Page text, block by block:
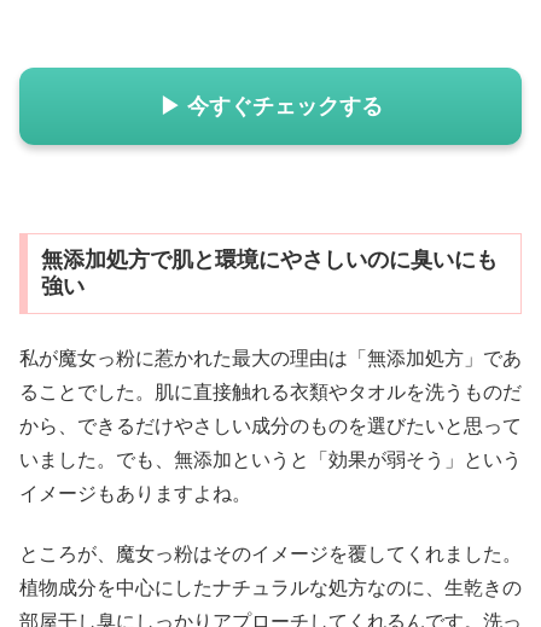
▶ 今すぐチェックする
無添加処方で肌と環境にやさしいのに臭いにも
強い
私が魔女っ粉に惹かれた最大の理由は「無添加処方」であ
ることでした。肌に直接触れる衣類やタオルを洗うものだ
から、できるだけやさしい成分のものを選びたいと思って
いました。でも、無添加というと「効果が弱そう」という
イメージもありますよね。
ところが、魔女っ粉はそのイメージを覆してくれました。
植物成分を中心にしたナチュラルな処方なのに、生乾きの
部屋干し臭にしっかりアプローチしてくれるんです。洗っ